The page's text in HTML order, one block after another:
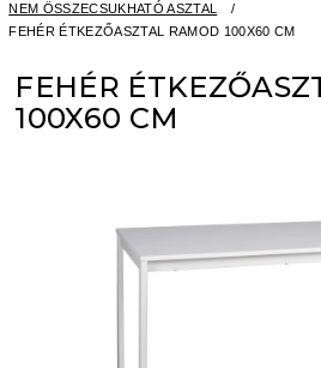
NEM ÖSSZECSUKHATÓ ASZTAL
/
FEHÉR ÉTKEZŐASZTAL RAMOD 100X60 CM
FEHÉR
100X60 CM